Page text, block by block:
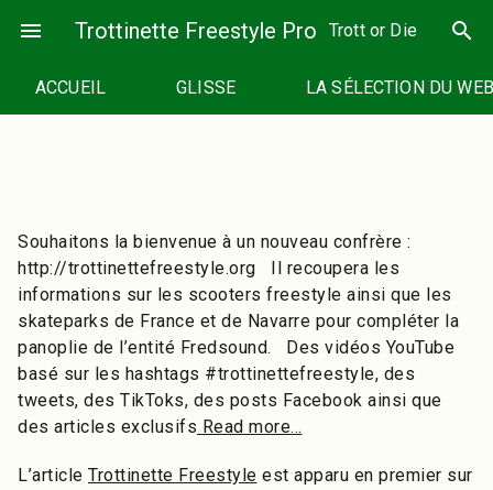
menu Trottinette Freestyle Pro Trott or Die search
ACCUEIL GLISSE LA SÉLECTION DU
Souhaitons la bienvenue à un nouveau confrère :
http://trottinettefreestyle.org Il recoupera les
informations sur les scooters freestyle ainsi que les
skateparks de France et de Navarre pour compléter la
panoplie de l’entité Fredsound. Des vidéos YouTube
basé sur les hashtags #trottinettefreestyle, des
tweets, des TikToks, des posts Facebook ainsi que
des articles exclusifs Read more…
L’article Trottinette Freestyle est apparu en premier sur